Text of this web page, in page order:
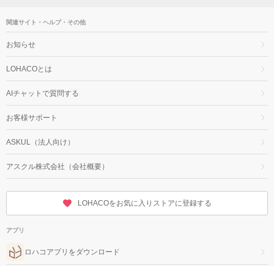
関連サイト・ヘルプ・その他
お知らせ
LOHACOとは
AIチャットで質問する
お客様サポート
ASKUL（法人向け）
アスクル株式会社（会社概要）
LOHACOをお気に入りストアに登録する
アプリ
ロハコアプリをダウンロード